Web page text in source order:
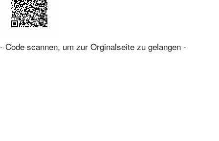
- Code scannen, um zur Orginalseite zu gelangen -